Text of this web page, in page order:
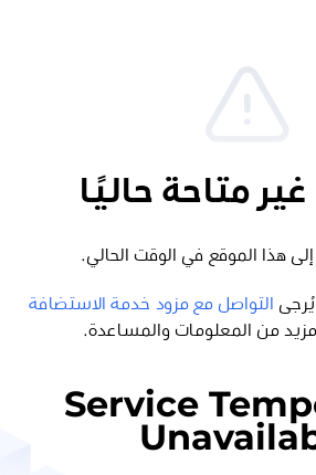
غير متاحة حاليًا
هذا الموقع في الوقت الحالي.
يُرجى
التواصل مع مزود خدمة الاستضافة
من المعلومات والمساعدة.
Service